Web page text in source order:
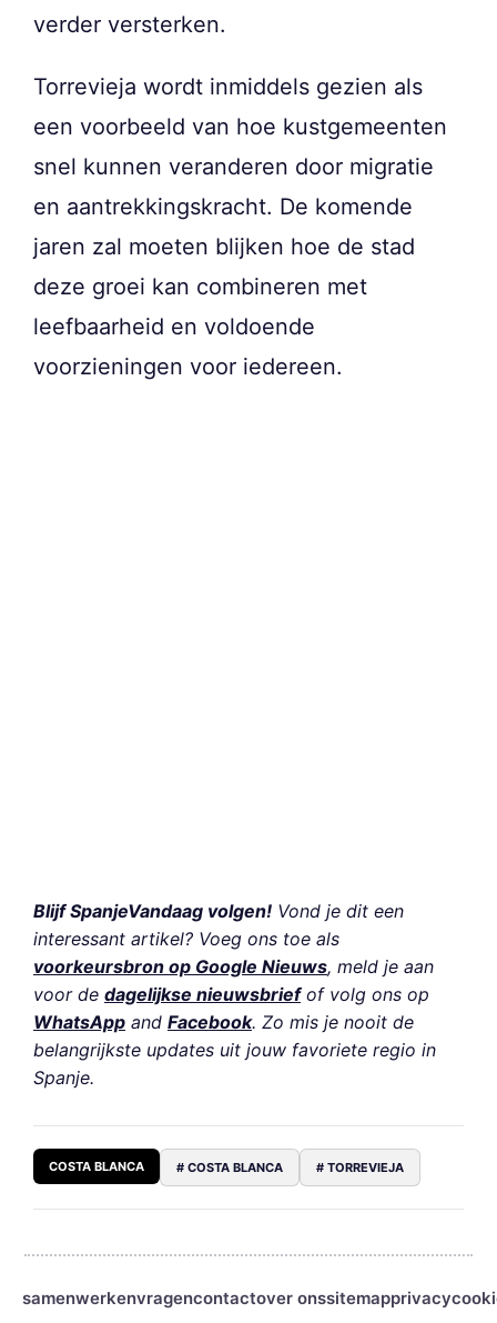
verder versterken.
Torrevieja wordt inmiddels gezien als
een voorbeeld van hoe kustgemeenten
snel kunnen veranderen door migratie
en aantrekkingskracht. De komende
jaren zal moeten blijken hoe de stad
deze groei kan combineren met
leefbaarheid en voldoende
voorzieningen voor iedereen.
Blijf SpanjeVandaag volgen! Vond je dit een
interessant artikel? Voeg ons toe als
voorkeursbron op Google Nieuws, meld je aan
voor de dagelijkse nieuwsbriefof volg ons op
WhatsApp and Facebook. Zo mis je nooit de
belangrijkste updates uit jouw favoriete regio in
Spanje.
COSTA BLANCA # COSTA BLANCA # TORREVIEJA
samenwerkenvragencontactover onssitemapprivacy